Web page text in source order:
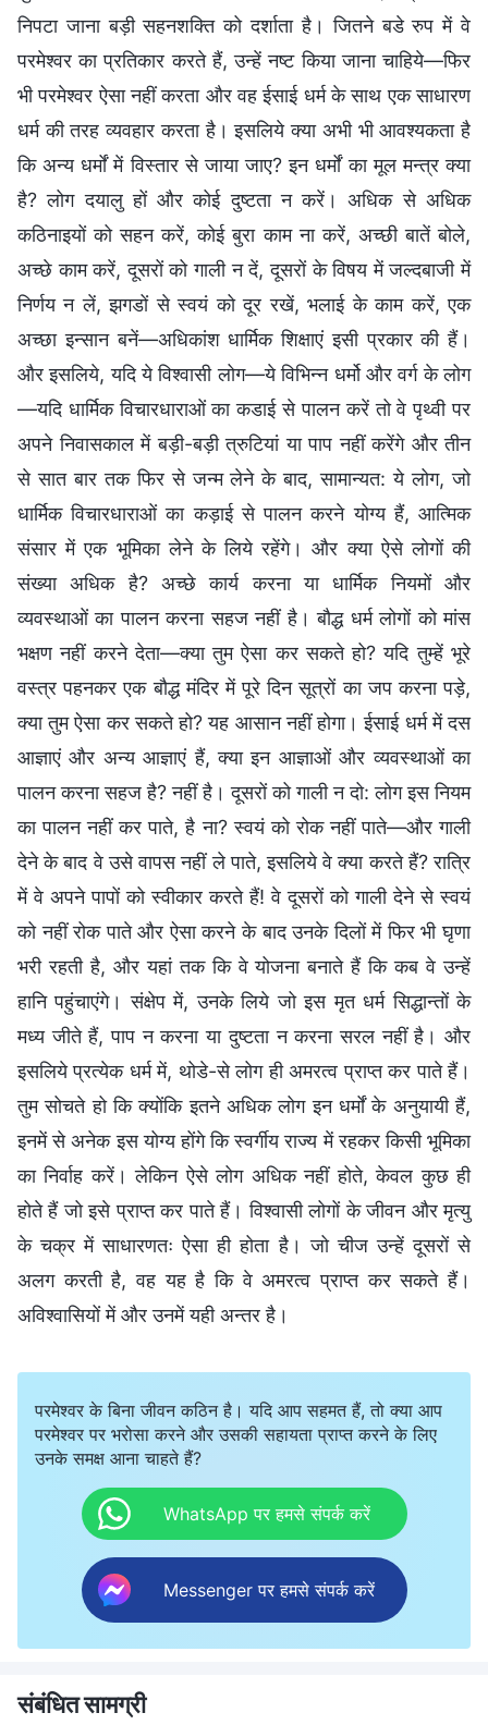
निपटा जाना बड़ी सहनशक्ति को दर्शाता है। जितने बडे रुप में वे
परमेश्वर का प्रतिकार करते हैं, उन्हें नष्ट किया जाना चाहिये—फिर
भी परमेश्वर ऐसा नहीं करता और वह ईसाई धर्म के साथ एक साधारण
धर्म की तरह व्यवहार करता है। इसलिये क्या अभी भी आवश्यकता है
कि अन्य धर्मों में विस्तार से जाया जाए? इन धर्मों का मूल मन्त्र क्या
है? लोग दयालु हों और कोई दुष्टता न करें। अधिक से अधिक
कठिनाइयों को सहन करें, कोई बुरा काम ना करें, अच्छी बातें बोले,
अच्छे काम करें, दूसरों को गाली न दें, दूसरों के विषय में जल्दबाजी में
निर्णय न लें, झगडों से स्वयं को दूर रखें, भलाई के काम करें, एक
अच्छा इन्सान बनें—अधिकांश धार्मिक शिक्षाएं इसी प्रकार की हैं।
और इसलिये, यदि ये विश्वासी लोग‌‌‌—ये विभिन्न धर्मो और वर्ग के लोग
—यदि धार्मिक विचारधाराओं का कडाई से पालन करें तो वे पृथ्वी पर
अपने निवासकाल में बड़ी-बड़ी त्रुटियां या पाप नहीं करेंगे और तीन
से सात बार तक फिर से जन्म लेने के बाद, सामान्यत: ये लोग, जो
धार्मिक विचारधाराओं का कड़ाई से पालन करने योग्य हैं, आत्मिक
संसार में एक भूमिका लेने के लिये रहेंगे। और क्या ऐसे लोगों की
संख्या अधिक है? अच्छे कार्य करना या धार्मिक नियमों और
व्यवस्थाओं का पालन करना सहज नहीं है। बौद्ध धर्म लोगों को मांस
भक्षण नहीं करने देता—क्या तुम ऐसा कर सकते हो? यदि तुम्हें भूरे
वस्त्र पहनकर एक बौद्ध मंदिर में पूरे दिन सूत्रों का जप करना पड़े,
क्या तुम ऐसा कर सकते हो? यह आसान नहीं होगा। ईसाई धर्म में दस
आज्ञाएं और अन्य आज्ञाएं हैं, क्या इन आज्ञाओं और व्यवस्थाओं का
पालन करना सहज है? नहीं है। दूसरों को गाली न दो: लोग इस नियम
का पालन नहीं कर पाते, है ना? स्वयं को रोक नहीं पाते—और गाली
देने के बाद वे उसे वापस नहीं ले पाते, इसलिये वे क्या करते हैं? रात्रि
में वे अपने पापों को स्वीकार करते हैं! वे दूसरों को गाली देने से स्वयं
को नहीं रोक पाते और ऐसा करने के बाद उनके दिलों में फिर भी घृणा
भरी रहती है, और यहां तक कि वे योजना बनाते हैं कि कब वे उन्हें
हानि पहुंचाएंगे। संक्षेप में, उनके लिये जो इस मृत धर्म सिद्धान्तों के
मध्य जीते हैं, पाप न करना या दुष्टता न करना सरल नहीं है। और
इसलिये प्रत्येक धर्म में, थोडे-से लोग ही अमरत्व प्राप्त कर पाते हैं।
तुम सोचते हो कि क्योंकि इतने अधिक लोग इन धर्मों के अनुयायी हैं,
इनमें से अनेक इस योग्य होंगे कि स्वर्गीय राज्य में रहकर किसी भूमिका
का निर्वाह करें। लेकिन ऐसे लोग अधिक नहीं होते, केवल कुछ ही
होते हैं जो इसे प्राप्त कर पाते हैं। विश्वासी लोगों के जीवन और मृत्यु
के चक्र में साधारणतः ऐसा ही होता है। जो चीज उन्हें दूसरों से
अलग करती है, वह यह है कि वे अमरत्व प्राप्त कर सकते हैं।
अविश्वासियों में और उनमें यही अन्तर है।
परमेश्वर के बिना जीवन कठिन है। यदि आप सहमत हैं, तो क्या आप
परमेश्वर पर भरोसा करने और उसकी सहायता प्राप्त करने के लिए
उनके समक्ष आना चाहते हैं?
WhatsApp पर हमसे संपर्क करें
Messenger पर हमसे संपर्क करें
संबंधित सामग्री